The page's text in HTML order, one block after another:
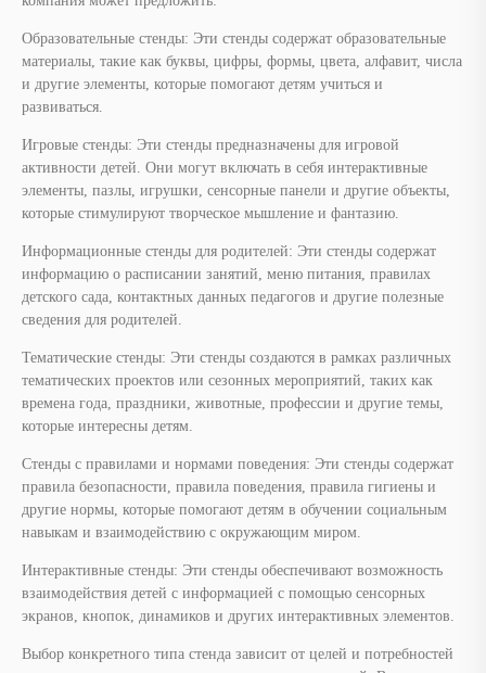
Образовательные стенды: Эти стенды содержат образовательные
материалы, такие как буквы, цифры, формы, цвета, алфавит, числа
и другие элементы, которые помогают детям учиться и
развиваться.
Игровые стенды: Эти стенды предназначены для игровой
активности детей. Они могут включать в себя интерактивные
элементы, пазлы, игрушки, сенсорные панели и другие объекты,
которые стимулируют творческое мышление и фантазию.
Информационные стенды для родителей: Эти стенды содержат
информацию о расписании занятий, меню питания, правилах
детского сада, контактных данных педагогов и другие полезные
сведения для родителей.
Тематические стенды: Эти стенды создаются в рамках различных
тематических проектов или сезонных мероприятий, таких как
времена года, праздники, животные, профессии и другие темы,
которые интересны детям.
Стенды с правилами и нормами поведения: Эти стенды содержат
правила безопасности, правила поведения, правила гигиены и
другие нормы, которые помогают детям в обучении социальным
навыкам и взаимодействию с окружающим миром.
Интерактивные стенды: Эти стенды обеспечивают возможность
взаимодействия детей с информацией с помощью сенсорных
экранов, кнопок, динамиков и других интерактивных элементов.
Выбор конкретного типа стенда зависит от целей и потребностей